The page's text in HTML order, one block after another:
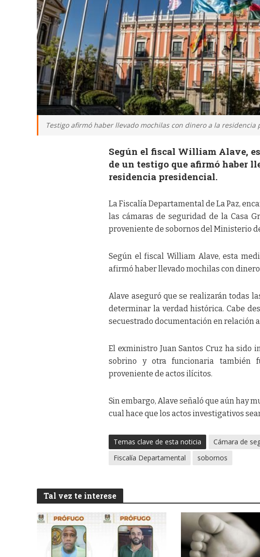
Testigo afirmó haber llevado mochilas con dinero a la
Según el fiscal William Alave,
de un testigo que afirmó haber
residencia presidencial.
La Fiscalía Departamental de La Paz,
las cámaras de seguridad de la Casa
proveniente de sobornos del Ministerio
Según el fiscal William Alave, esta
afirmó haber llevado mochilas con
Alave aseguró que se realizarán todas
determinar la verdad histórica. Cabe
secuestrado documentación en relación
El exministro Juan Santos Cruz ha
sobrino y otra funcionaria también
proveniente de actos ilícitos.
Sin embargo, Alave señaló que aún hay
cual hace que los actos investigativos
Temas clave de esta noticia Cámara de
Fiscalía Departamental
sobornos
Tal vez te interese